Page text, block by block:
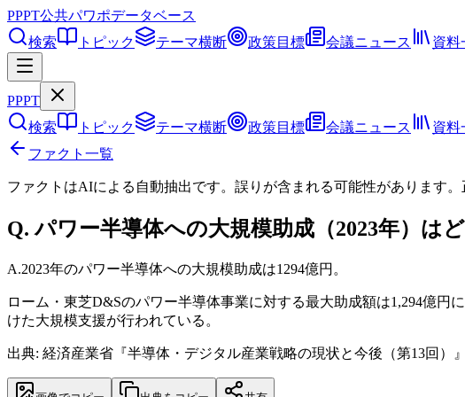
PPPT公共パワポデータベース
検索
トピック テーマ横断 政策目標 会議ニュース 資料
PPPT
検索
トピック テーマ横断 政策目標 会議ニュース
資料
ファクト一覧
ファクトはAIによる自動抽出です。誤りが含まれる可能性があります。
Q.パワー半導体への大規模助成（2023年）は
A.2023年のパワー半導体への大規模助成は1294億円。
ローム・東芝D&Sのパワー半導体事業に対する最大助成額は1,294億
けた大規模支援が行われている。
出典: 経済産業省『半導体・デジタル産業戦略の現状と今後（第13回）